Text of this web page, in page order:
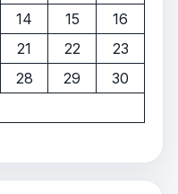
14 15
16
21 22
23
28 29
30